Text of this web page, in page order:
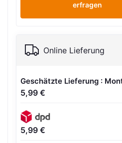
erfragen
Online Lieferung
Geschätzte Lieferung :
5,99 €
5,99 €